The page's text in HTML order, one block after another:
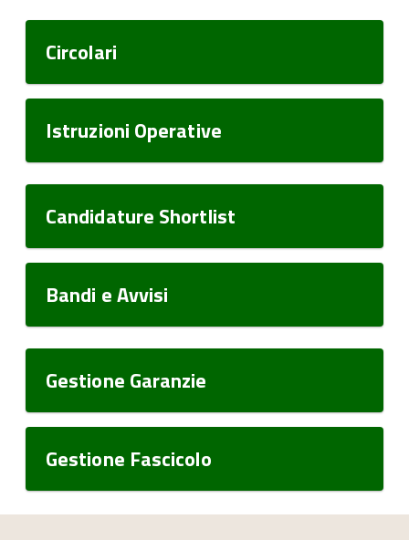
Circolari
Istruzioni Operative
Candidature Shortlist
Bandi e Avvisi
Gestione Garanzie
Gestione Fascicolo